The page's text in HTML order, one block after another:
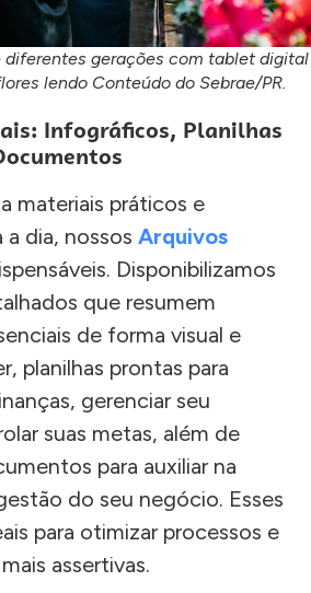
diferentes gerações com tablet digital
lendo Conteúdo do Sebrae/PR.
Infográficos, Planilhas
materiais práticos e
a dia, nossos Arquivos
Disponibilizamos
que resumem
de forma visual e
planilhas prontas para
gerenciar seu
suas metas, além de
para auxiliar na
do seu negócio. Esses
para otimizar processos e
assertivas.